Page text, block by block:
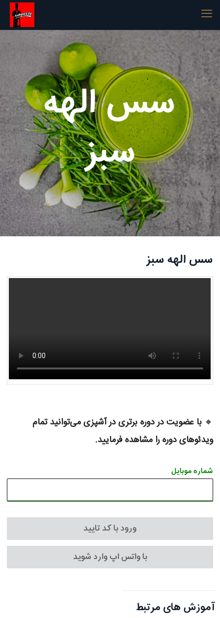
سس الهه
سبز
سس الهه سبز
🔸با عضویت در دوره برتری در آشپزی می‌توانید تمام
ویدئوهای دوره را مشاهده فرمایید.
شماره موبایل
ورود با کد تایید
با واتس اپ وارد شوید
آموزش های مرتبط